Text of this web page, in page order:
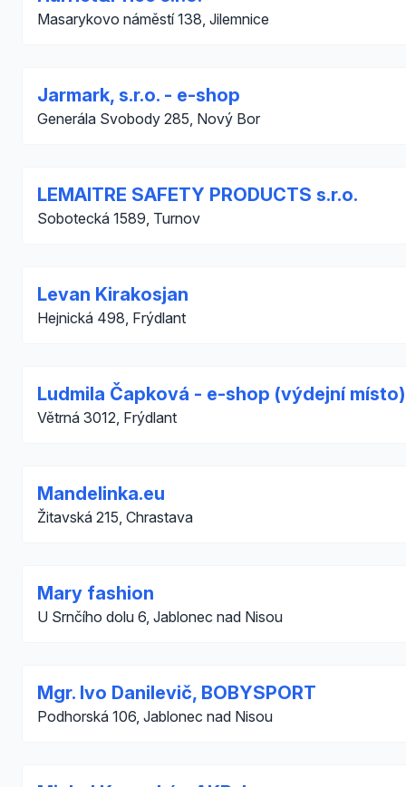
Masarykovo náměstí 138, Jilemnice
Jarmark, s.r.o. - e-shop
Generála Svobody 285, Nový Bor
LEMAITRE SAFETY PRODUCTS s.r.o.
Sobotecká 1589, Turnov
Levan Kirakosjan
Hejnická 498, Frýdlant
Ludmila Čapková - e-shop (výdejní místo)
Větrná 3012, Frýdlant
Mandelinka.eu
Žitavská 215, Chrastava
Mary fashion
U Srnčího dolu 6, Jablonec nad Nisou
Mgr. Ivo Danilevič, BOBYSPORT
Podhorská 106, Jablonec nad Nisou